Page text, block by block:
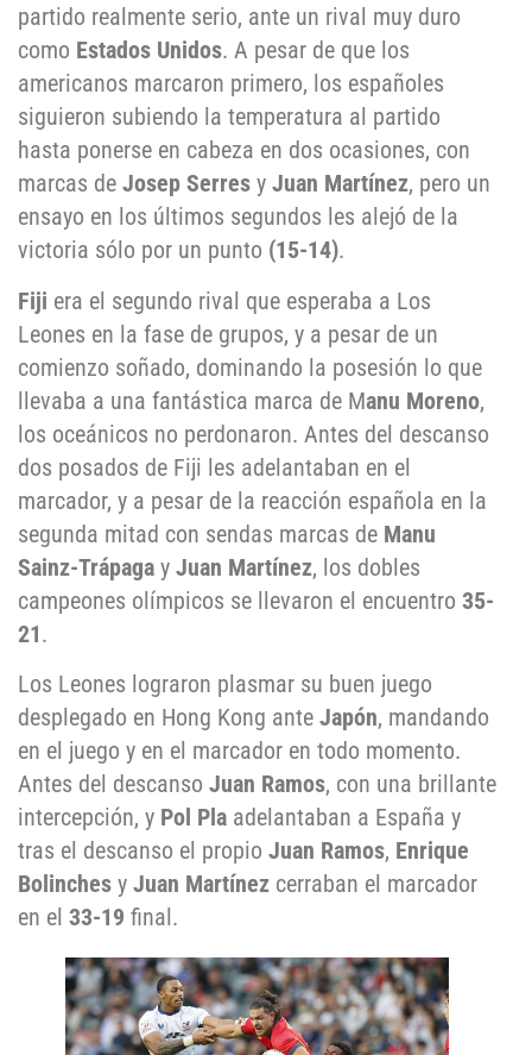
partido realmente serio, ante un rival muy duro
como Estados Unidos. A pesar de que los
americanos marcaron primero, los españoles
siguieron subiendo la temperatura al partido
hasta ponerse en cabeza en dos ocasiones, con
marcas de Josep Serres y Juan Martínez, pero un
ensayo en los últimos segundos les alejó de la
victoria sólo por un punto (15-14).
Fiji era el segundo rival que esperaba a Los
Leones en la fase de grupos, y a pesar de un
comienzo soñado, dominando la posesión lo que
llevaba a una fantástica marca de Manu Moreno,
los oceánicos no perdonaron. Antes del descanso
dos posados de Fiji les adelantaban en el
marcador, y a pesar de la reacción española en la
segunda mitad con sendas marcas de Manu
Sainz-Trápaga y Juan Martínez, los dobles
campeones olímpicos se llevaron el encuentro 35-
21.
Los Leones lograron plasmar su buen juego
desplegado en Hong Kong ante Japón, mandando
en el juego y en el marcador en todo momento.
Antes del descanso Juan Ramos, con una brillante
intercepción, y Pol Pla adelantaban a España y
tras el descanso el propio Juan Ramos, Enrique
Bolinches y Juan Martínez cerraban el marcador
en el 33-19 final.